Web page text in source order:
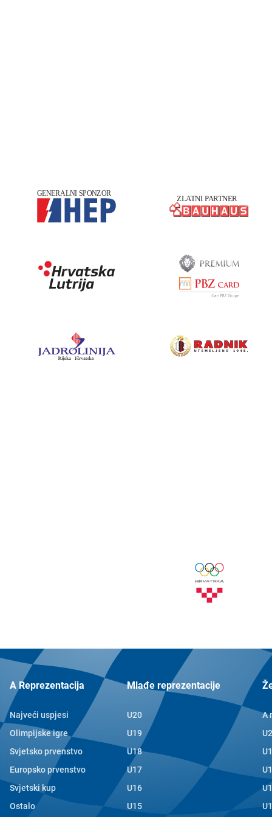
A Reprezentacija
Najveći uspjesi
Olimpijske igre
Svjetsko prvenstvo
Europsko prvenstvo
Svjetski kup
Ostalo
Mlađe reprezentacije
U20
U19
U18
U17
U16
U15
A